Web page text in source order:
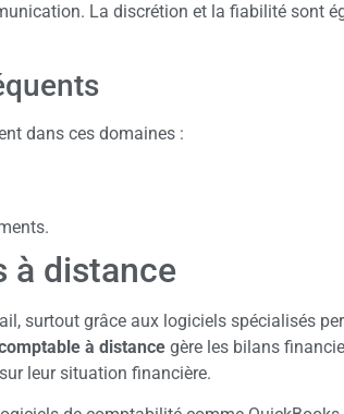
La discrétion et la fiabilité sont
dans ces domaines :
à distance
surtout grâce aux logiciels spécialisés
à distance gère les bilans
leur situation financière.